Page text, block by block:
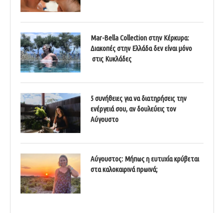
Mar-Bella Collection στην Κέρκυρα:
Διακοπές στην Ελλάδα δεν είναι μόνο
στις Κυκλάδες
5 συνήθειες για να διατηρήσεις την
ενέργειά σου, αν δουλεύεις τον
Αύγουστο
Αύγουστος: Μήπως η ευτυχία κρύβεται
στα καλοκαιρινά πρωινά;